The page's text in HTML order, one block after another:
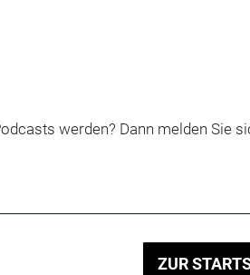
werden? Dann melden Sie
ZUR